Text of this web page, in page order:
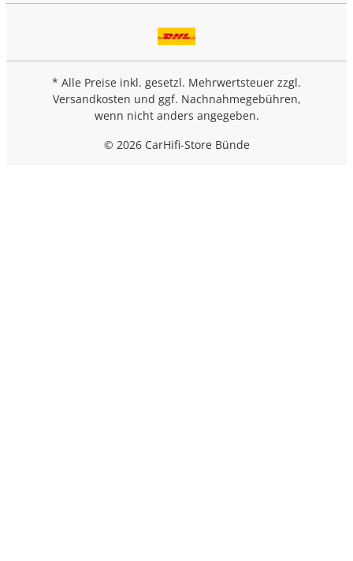
* Alle Preise inkl. gesetzl. Mehrwertsteuer zzgl.
Versandkosten und ggf. Nachnahmegebühren,
wenn nicht anders angegeben.
© 2026 CarHifi-Store Bünde